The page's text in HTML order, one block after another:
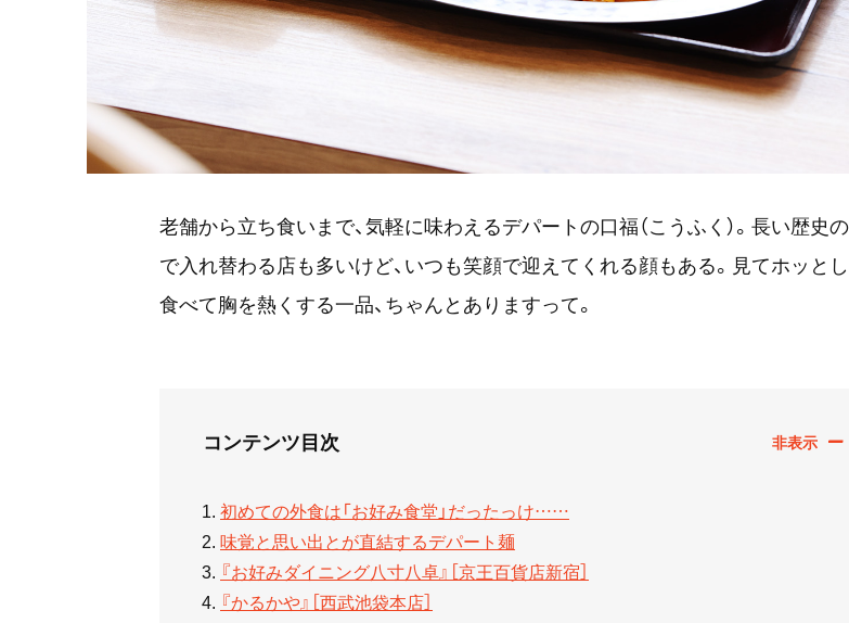
老舗から立ち食いまで、気軽に味わえるデパートの口福（こうふく）。長い歴史
で入れ替わる店も多いけど、いつも笑顔で迎えてくれる顔もある。見てホッとし
食べて胸を熱くする一品、ちゃんとありますって。
コンテンツ目次
初めての外食は「お好み食堂」だったっけ……
味覚と思い出とが直結するデパート麺
『お好みダイニング八寸八卓』［京王百貨店新宿］
『かるかや』［西武池袋本店］